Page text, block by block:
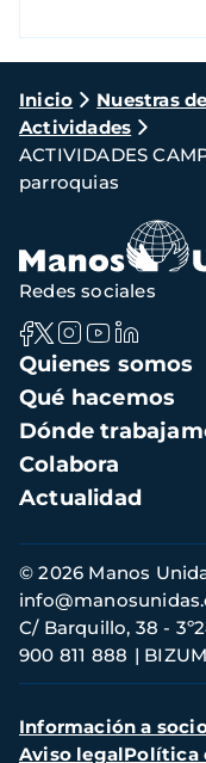
Ruta
de
navegación
Inicio Nuestras
Actividades
ACTIVIDADES
parroquias
Navegación
principal
Quienes somos
Qué hacemos
Dónde
Colabora
Actualidad
Redes sociales
Información
de
contacto
© 2026 Manos
C/ Barquillo, 38 -
900 811 888
Menú
secundario
Información a
Aviso legalPolítica